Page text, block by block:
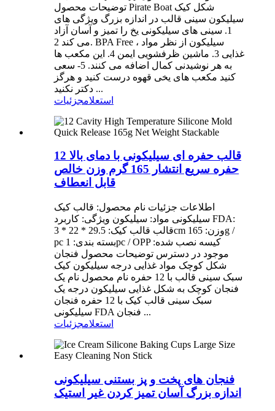
توضیحات محصول Pirate Boat شکل کیک
سیلیکون سینی قالب در اندازه بزرگ ویژگی های
1. سینی های سیلیکونی یخ را تمیز و آسان آزاد
می کند 2. BPA Free ، سیلیکون از نظر مواد
غذایی 3. ماشین ظرفشویی ایمن 4. این مکعب ها
به هر نوشیدنی کمال اضافه می کنند. 5- سعی
کنید مکعب های یخی قهوه درست کنید و هرگز
دکتر نکنید ...
استعلامجزئیات
12 قالب حفره ای سیلیکونی با دمای بالا
حفره سریع انتشار 165 گرم وزن خالص
قابل انعطاف
اطلاعات جزئیات نام محصول: قالب کیک
سیلیکونی مواد: سیلیکون ویژگی: کاربرد FDA:
قالب قالب کیک: 29.5 * 22 * ​​3cm وزن: 165g /
pc بسته بندی: 1pc / OPP کیسه نصب شده:
موجود در دسترس توضیحات محصول فنجان
شکل کوچک مواد غذایی درجه سیلیکون کیک
سبک سینی قالب با 12 حفره نام محصول نام یک
فنجان کوچک به شکل غذایی سیلیکون درجه یک
سبک سینی قالب کیک با 12 حفره فنجان
سیلیکونی FDA فنجان ...
استعلامجزئیات
فنجان های پخت و پز بستنی سیلیکونی
اندازه بزرگ آسان تمیز کردن غیر استیک